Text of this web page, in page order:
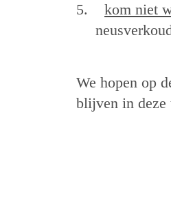
5.
kom niet
We hopen op
blijven in